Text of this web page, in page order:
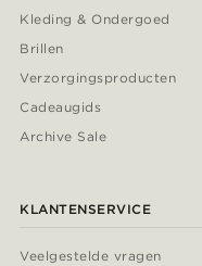
Kleding & Ondergoed
Brillen
Verzorgingsproducten
Cadeaugids
Archive Sale
KLANTENSERVICE
Veelgestelde vragen